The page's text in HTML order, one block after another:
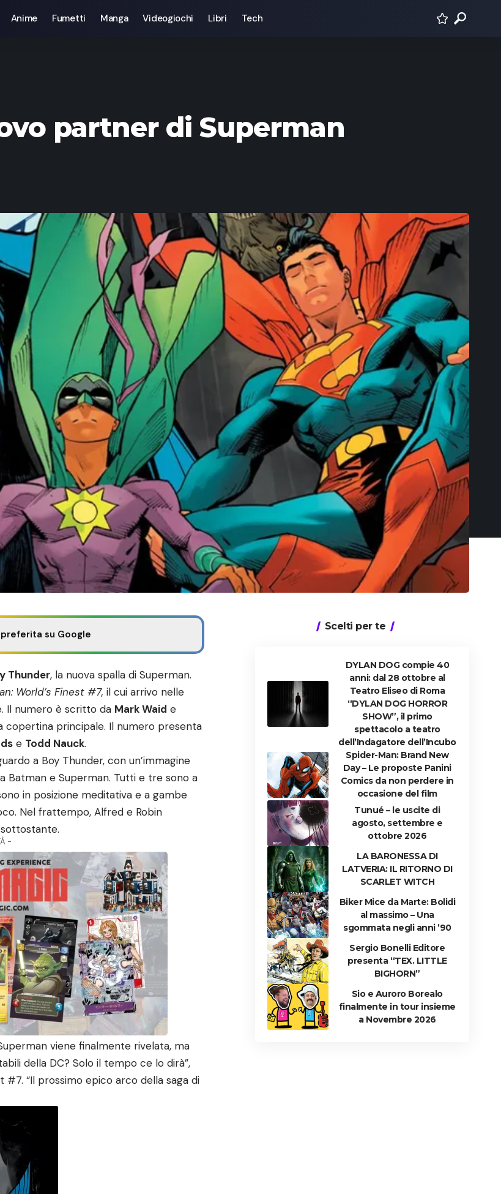
Anime Fumetti Manga Videogiochi Libri Tech
partner di Superman
su Google
Thunder, la nuova spalla di Superman.
World’s Finest #7, il cui arrivo nelle
Il numero è scritto da Mark Waid e
copertina principale. Il numero presenta
e Todd Nauck.
a Boy Thunder, con un’immagine
Batman e Superman. Tutti e tre sono a
in posizione meditativa e a gambe
Nel frattempo, Alfred e Robin
-
viene finalmente rivelata, ma
della DC? Solo il tempo ce lo dirà”,
#7. “Il prossimo epico arco della saga di
Scelti per te
DYLAN DOG compie 40
anni: dal 28 ottobre al
Teatro Eliseo di Roma
“DYLAN DOG HORROR
SHOW”, il primo
spettacolo a teatro
dell’Indagatore dell’Incubo
Spider-Man: Brand New
Day – Le proposte Panini
Comics da non perdere in
occasione del film
Tunué – le uscite di
agosto, settembre e
ottobre 2026
LA BARONESSA DI
LATVERIA: IL RITORNO DI
SCARLET WITCH
Biker Mice da Marte: Bolidi
al massimo – Una
sgommata negli anni ’90
Sergio Bonelli Editore
presenta “TEX. LITTLE
BIGHORN”
Sio e Auroro Borealo
finalmente in tour insieme
a Novembre 2026